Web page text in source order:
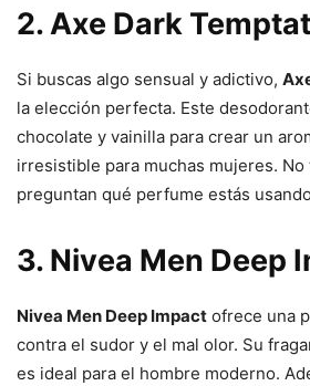
2. Axe Dark
Si buscas algo sensual y adictivo,
la elección perfecta. Este
chocolate y vainilla para crear un
irresistible para muchas mujeres.
preguntan qué perfume estás
3. Nivea Men Deep
Nivea Men Deep Impact ofrece una
contra el sudor y el mal olor. Su
es ideal para el hombre moderno.